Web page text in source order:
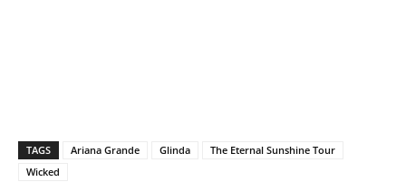
TAGS Ariana Grande Glinda
The Eternal Sunshine Tour
Wicked